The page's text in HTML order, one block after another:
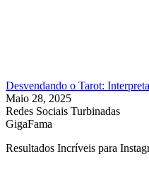
Desvendando o Tarot:
Maio 28, 2025
Redes Sociais Turbinadas
GigaFama
Resultados Incríveis para